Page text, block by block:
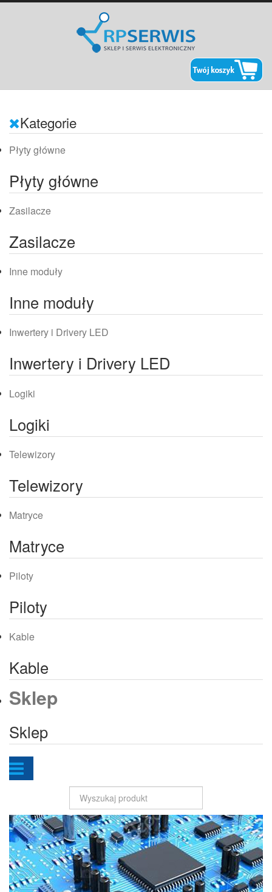
Kategorie
Płyty główne
Płyty główne
Zasilacze
Zasilacze
Inne moduły
Inne moduły
Inwertery i Drivery LED
Inwertery i Drivery LED
Logiki
Logiki
Telewizory
Telewizory
Matryce
Matryce
Piloty
Piloty
Kable
Kable
Sklep
Sklep
Szukaj...